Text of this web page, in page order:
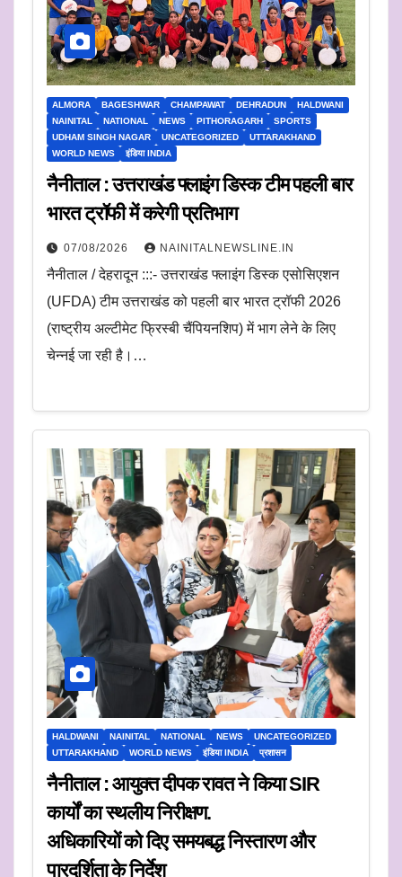
ALMORA BAGESHWAR CHAMPAWAT DEHRADUN
HALDWANI
NAINITAL
NATIONAL NEWS PITHORAGARH
SPORTS
UDHAM SINGH NAGAR
UNCATEGORIZED
UTTARAKHAND
WORLD NEWS
इंडिया INDIA
नैनीताल : उत्तराखंड फ्लाइंग डिस्क टीम पहली बार
भारत ट्रॉफी में करेगी प्रतिभाग
07/08/2026 NAINITALNEWSLINE.IN
नैनीताल / देहरादून :::- उत्तराखंड फ्लाइंग डिस्क एसोसिएशन
(UFDA) टीम उत्तराखंड को पहली बार भारत ट्रॉफी 2026
(राष्ट्रीय अल्टीमेट फ्रिस्बी चैंपियनशिप) में भाग लेने के लिए
चेन्नई जा रही है।…
HALDWANI NAINITAL NATIONAL NEWS
UNCATEGORIZED
UTTARAKHAND
WORLD NEWS इंडिया INDIA प्रशासन
नैनीताल : आयुक्त दीपक रावत ने किया SIR
कार्यों का स्थलीय निरीक्षण.
अधिकारियों को दिए समयबद्ध निस्तारण और
पारदर्शिता के निर्देश